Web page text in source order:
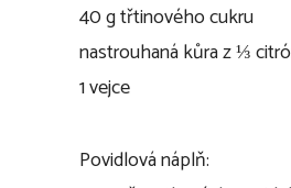
40 g třtinového cukru
nastrouhaná kůra z ⅓
1 vejce
Povidlová náplň: